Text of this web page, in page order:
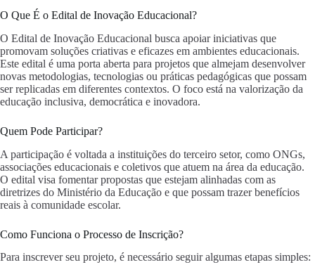
O Que É o Edital de Inovação Educacional?
O Edital de Inovação Educacional busca apoiar iniciativas que
promovam soluções criativas e eficazes em ambientes educacionais.
Este edital é uma porta aberta para projetos que almejam desenvolver
novas metodologias, tecnologias ou práticas pedagógicas que possam
ser replicadas em diferentes contextos. O foco está na valorização da
educação inclusiva, democrática e inovadora.
Quem Pode Participar?
A participação é voltada a instituições do terceiro setor, como ONGs,
associações educacionais e coletivos que atuem na área da educação.
O edital visa fomentar propostas que estejam alinhadas com as
diretrizes do Ministério da Educação e que possam trazer benefícios
reais à comunidade escolar.
Como Funciona o Processo de Inscrição?
Para inscrever seu projeto, é necessário seguir algumas etapas simples: